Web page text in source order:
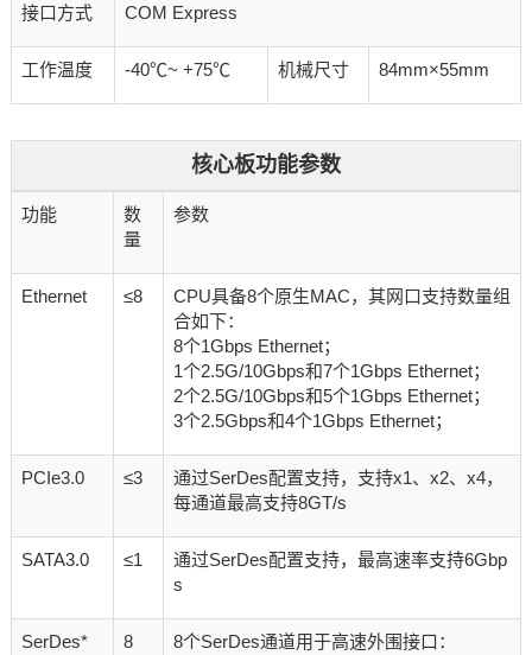
接口方式 COM Express
工作温度 -40℃~ +75℃ 机械尺寸 84mm×55mm
核心板功能参数
功能
数
量
参数
Ethernet ≤8
CPU具备8个原生MAC，其网口支持数量组
合如下：
8个1Gbps Ethernet；
1个2.5G/10Gbps和7个1Gbps Ethernet；
2个2.5G/10Gbps和5个1Gbps Ethernet；
3个2.5Gbps和4个1Gbps Ethernet；
PCIe3.0 ≤3
通过SerDes配置支持，支持x1、x2、x4，
每通道最高支持8GT/s
SATA3.0 ≤1
通过SerDes配置支持，最高速率支持6Gbp
s
SerDes* 8
8个SerDes通道用于高速外围接口：